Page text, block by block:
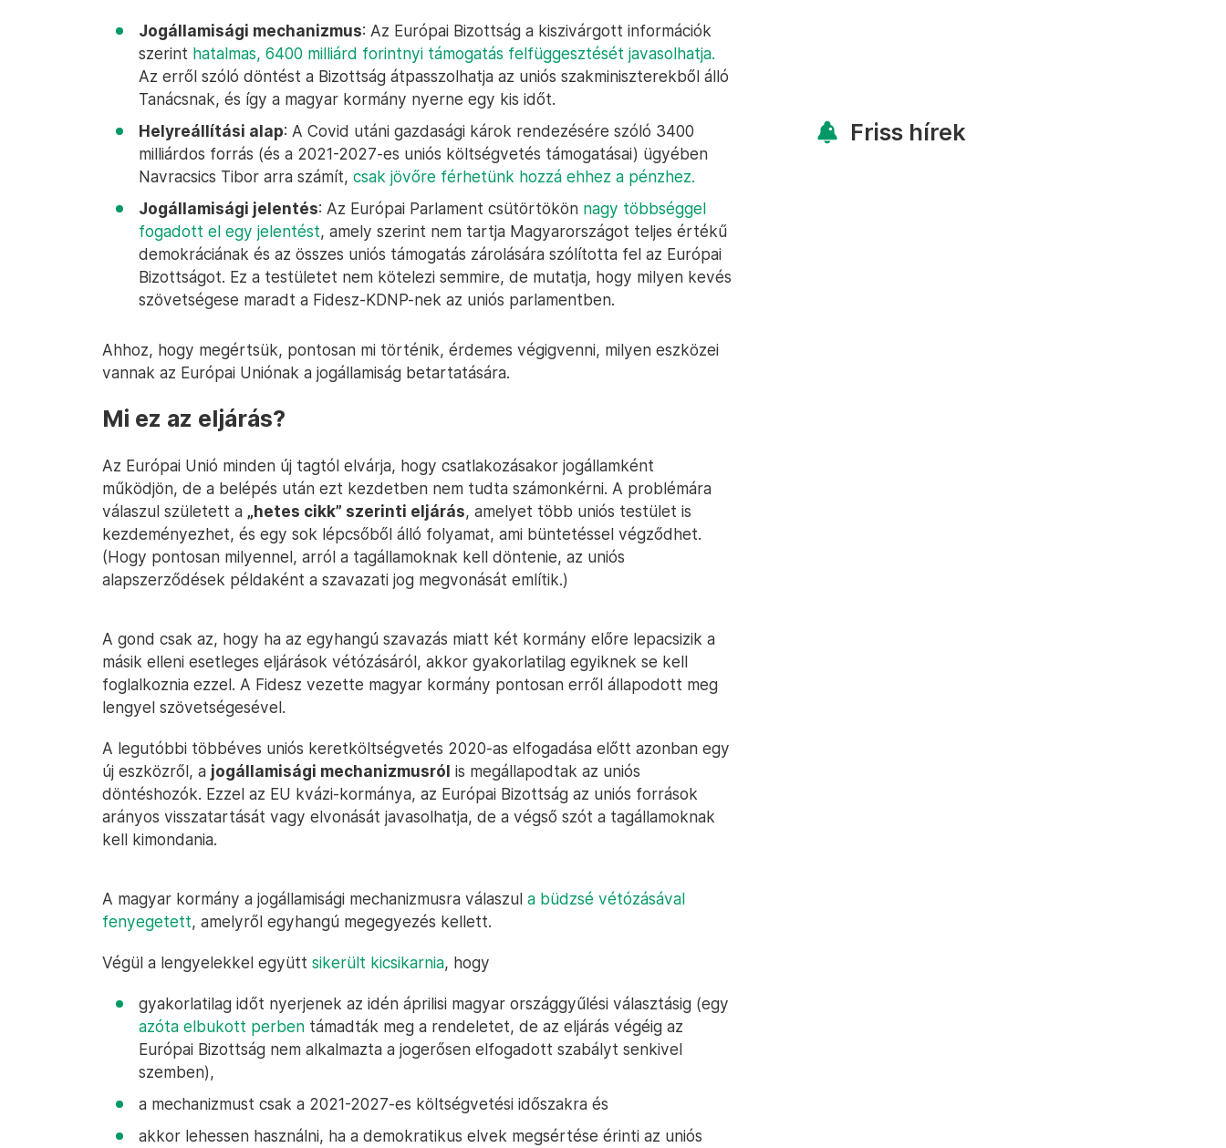
Jogállamisági mechanizmus: Az Európai Bizottság a kiszivárgott információk
szerint hatalmas, 6400 milliárd forintnyi támogatás felfüggesztését javasolhatja.
Az erről szóló döntést a Bizottság átpasszolhatja az uniós szakminiszterekből álló
Tanácsnak, és így a magyar kormány nyerne egy kis időt.
Helyreállítási alap: A Covid utáni gazdasági károk rendezésére szóló 3400
milliárdos forrás (és a 2021-2027-es uniós költségvetés támogatásai) ügyében
Navracsics Tibor arra számít, csak jövőre férhetünk hozzá ehhez a pénzhez.
Jogállamisági jelentés: Az Európai Parlament csütörtökön nagy többséggel
fogadott el egy jelentést, amely szerint nem tartja Magyarországot teljes értékű
demokráciának és az összes uniós támogatás zárolására szólította fel az Európai
Bizottságot. Ez a testületet nem kötelezi semmire, de mutatja, hogy milyen kevés
szövetségese maradt a Fidesz-KDNP-nek az uniós parlamentben.
Ahhoz, hogy megértsük, pontosan mi történik, érdemes végigvenni, milyen eszközei
vannak az Európai Uniónak a jogállamiság betartatására.
Mi ez az eljárás?
Az Európai Unió minden új tagtól elvárja, hogy csatlakozásakor jogállamként
működjön, de a belépés után ezt kezdetben nem tudta számonkérni. A problémára
válaszul született a „hetes cikk” szerinti eljárás, amelyet több uniós testület is
kezdeményezhet, és egy sok lépcsőből álló folyamat, ami büntetéssel végződhet.
(Hogy pontosan milyennel, arról a tagállamoknak kell döntenie, az uniós
alapszerződések példaként a szavazati jog megvonását említik.)
A gond csak az, hogy ha az egyhangú szavazás miatt két kormány előre lepacsizik a
másik elleni esetleges eljárások vétózásáról, akkor gyakorlatilag egyiknek se kell
foglalkoznia ezzel. A Fidesz vezette magyar kormány pontosan erről állapodott meg
lengyel szövetségesével.
A legutóbbi többéves uniós keretköltségvetés 2020-as elfogadása előtt azonban egy
új eszközről, a jogállamisági mechanizmusról is megállapodtak az uniós
döntéshozók. Ezzel az EU kvázi-kormánya, az Európai Bizottság az uniós források
arányos visszatartását vagy elvonását javasolhatja, de a végső szót a tagállamoknak
kell kimondania.
A magyar kormány a jogállamisági mechanizmusra válaszul a büdzsé vétózásával
fenyegetett, amelyről egyhangú megegyezés kellett.
Végül a lengyelekkel együtt sikerült kicsikarnia, hogy
gyakorlatilag időt nyerjenek az idén áprilisi magyar országgyűlési választásig (egy
azóta elbukott perben támadták meg a rendeletet, de az eljárás végéig az
Európai Bizottság nem alkalmazta a jogerősen elfogadott szabályt senkivel
szemben),
a mechanizmust csak a 2021-2027-es költségvetési időszakra és
akkor lehessen használni, ha a demokratikus elvek megsértése érinti az uniós
Friss hírek